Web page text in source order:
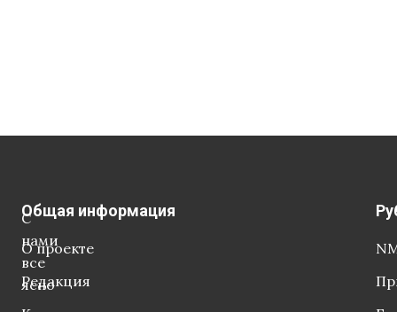
С
нами
все
ясно
Общая информация
О проекте
Редакция